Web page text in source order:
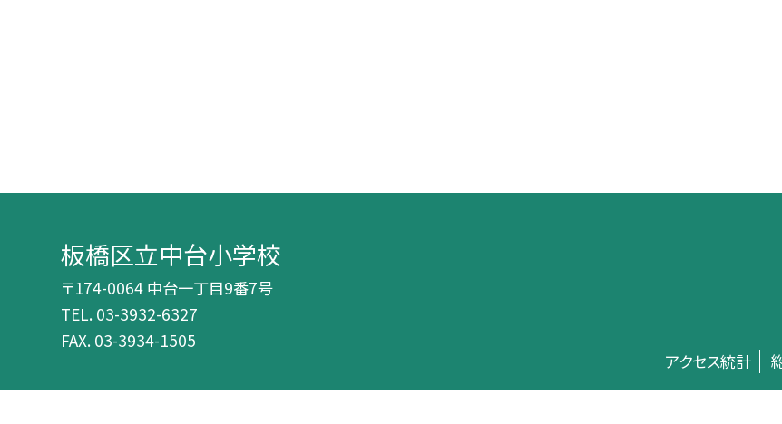
板橋区立中台小学校
〒174-0064 中台一丁目9番7号
TEL. 03-3932-6327
FAX. 03-3934-1505
アクセス統計